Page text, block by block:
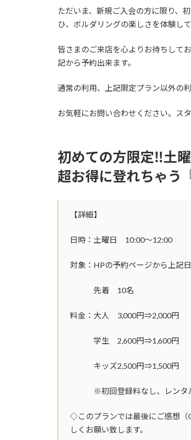
ただいま、新規ご入会の方に限り、
ひ、ボルダリングの楽しさを体験し
皆さまのご来店を心よりお待ちして
記から予約出来ます。
通常の利用、上記限定プラン以外の利
お気軽にお問い合わせください。ス
初めての方限定‼土
超お得に登れちゃう
【詳細】
日時：土曜日 10:00～12:00
対象：HPの予約ページから上記
先着 10名
料金：大人 3,000円⇒2,000円
学生 2,600円⇒1,600円
キッズ2,500円⇒1,500
※初回登録料なし、レンタル
◇このプランでは最後にご感想（
しくお願い致します。